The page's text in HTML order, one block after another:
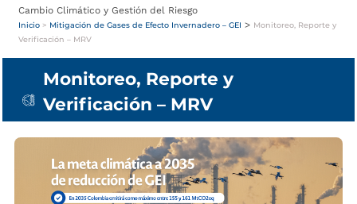
Cambio Climático y Gestión del Riesgo
Inicio > Mitigación de Gases de Efecto Invernadero – GEI > Monitoreo, Reporte y
Verificación – MRV
Monitoreo, Reporte y
Verificación – MRV